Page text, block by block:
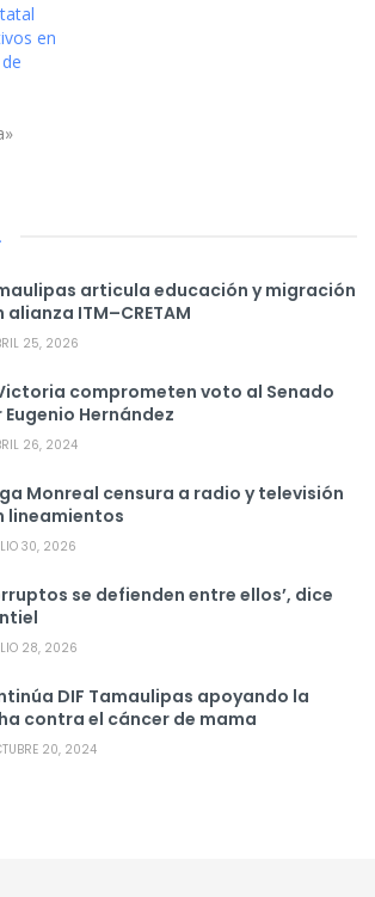
en
.
articula educación y migración
alianza ITM–CRETAM
25, 2026
comprometen voto al Senado
Eugenio Hernández
26, 2024
Monreal censura a radio y televisión
lineamientos
30, 2026
se defienden entre ellos’, dice
28, 2026
DIF Tamaulipas apoyando la
contra el cáncer de mama
20, 2024